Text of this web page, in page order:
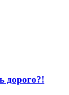
дорого?!